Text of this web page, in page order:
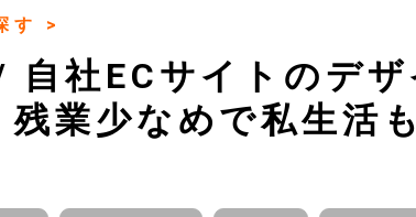
す >
社ECサイトのデザ
業少なめで私生活